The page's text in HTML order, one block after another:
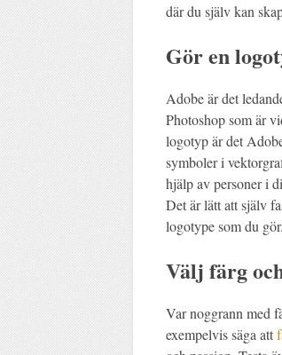
där du själv kan
Gör en
Adobe är det
Photoshop som är
logotyp är det
symboler i
hjälp av personer i
Det är lätt att själv
logotype som du gör.
Välj färg
Var noggrann med
exempelvis säga att